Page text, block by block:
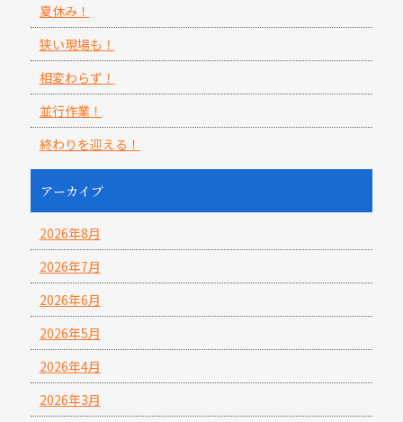
夏休み！
狭い現場も！
相変わらず！
並行作業！
終わりを迎える！
アーカイブ
2026年8月
2026年7月
2026年6月
2026年5月
2026年4月
2026年3月